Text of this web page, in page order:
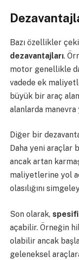
Bazı özellikler
dezavantajları.
motor genellikle
vadede ek
büyük bir araç
alanlarda
Diğer bir
Daha yeni
ancak artan
maliyetlerine yol
olasılığını
Son olarak,
açabilir. Örneğin
olabilir ancak
geleneksel